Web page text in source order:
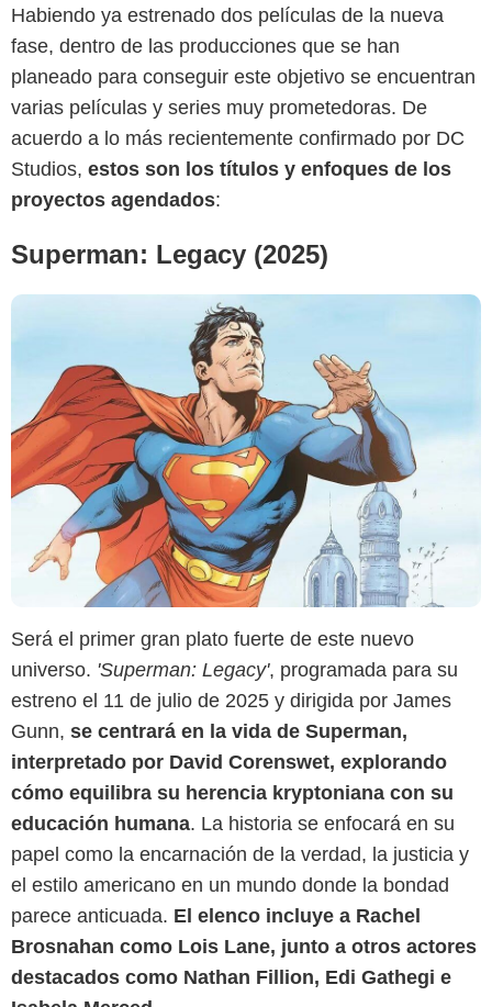
Habiendo ya estrenado dos películas de la nueva
fase, dentro de las producciones que se han
planeado para conseguir este objetivo se encuentran
varias películas y series muy prometedoras. De
acuerdo a lo más recientemente confirmado por DC
Studios, estos son los títulos y enfoques de los
proyectos agendados:
Superman: Legacy (2025)
Será el primer gran plato fuerte de este nuevo
universo. 'Superman: Legacy', programada para su
estreno el 11 de julio de 2025 y dirigida por James
Gunn, se centrará en la vida de Superman,
interpretado por David Corenswet, explorando
cómo equilibra su herencia kryptoniana con su
educación humana. La historia se enfocará en su
papel como la encarnación de la verdad, la justicia y
el estilo americano en un mundo donde la bondad
parece anticuada. El elenco incluye a Rachel
Brosnahan como Lois Lane, junto a otros actores
destacados como Nathan Fillion, Edi Gathegi e
DC Comics